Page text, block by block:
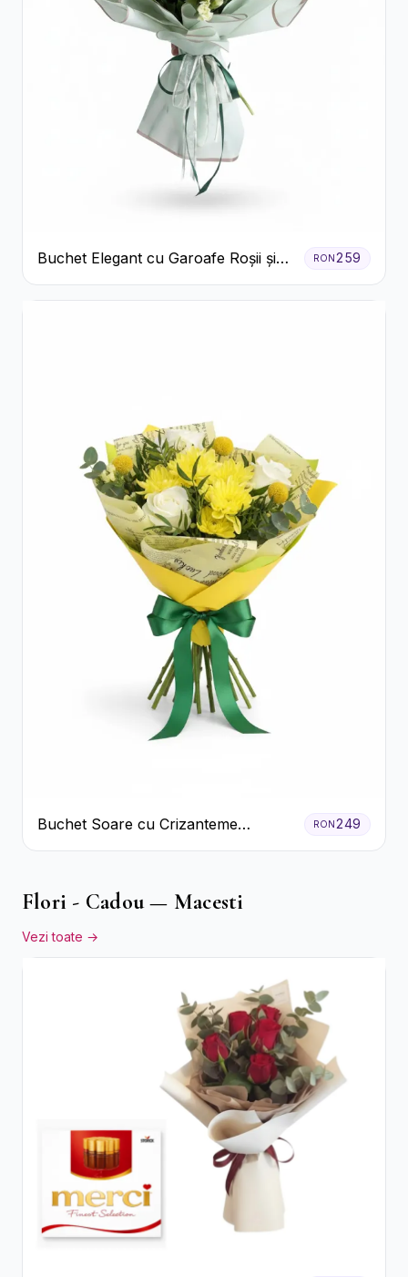
Buchet Elegant cu Garoafe Roșii și
Floarea Miresei
RON259
Buchet Soare cu Crizanteme
Galbene și Trandafiri Albi
RON249
Flori - Cadou — Macesti
Vezi toate →